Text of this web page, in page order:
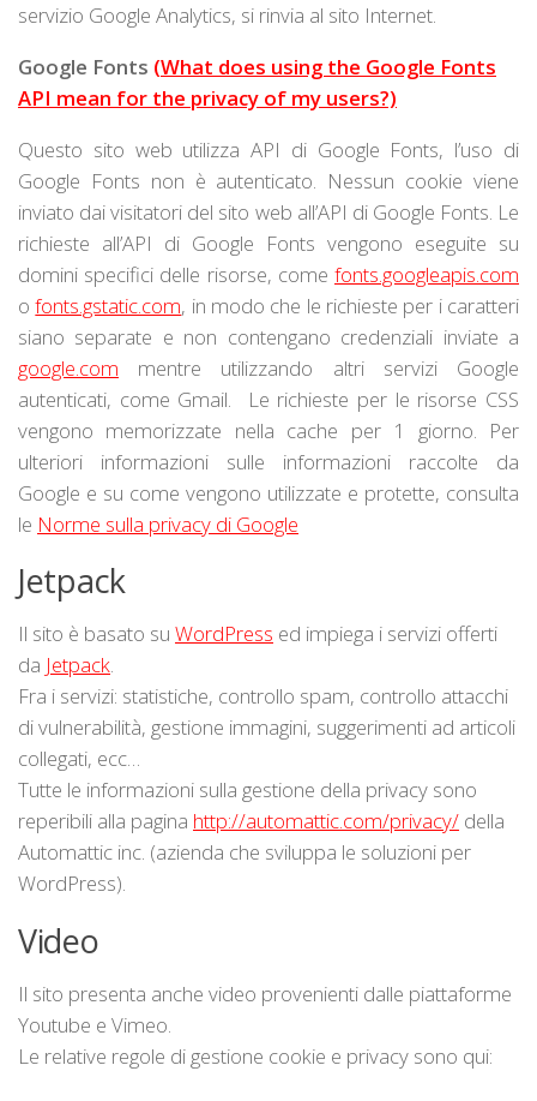
servizio Google Analytics, si rinvia al sito Internet.
Google Fonts (What does using the Google Fonts
API mean for the privacy of my users?)
Questo sito web utilizzaAPI di Google Fonts, l’uso di
Google Fonts non è autenticato. Nessun cookie viene
inviato dai visitatori del sito web all’API di Google Fonts. Le
richieste all’API di Google Fonts vengono eseguite su
domini specifici delle risorse, come fonts.googleapis.com
ofonts.gstatic.com, in modo che le richieste per i caratteri
siano separate e non contengano credenziali inviate a
google.com mentre utilizzando altri servizi Google
autenticati, come Gmail. Le richieste per le risorse CSS
vengono memorizzate nella cache per 1 giorno. Per
ulteriori informazioni sulle informazioni raccolte da
Google e su come vengono utilizzate e protette, consulta
le Norme sulla privacy di Google
Jetpack
Il sito è basato su WordPress ed impiega i servizi offerti
da Jetpack.
Fra i servizi: statistiche, controllo spam, controllo attacchi
di vulnerabilità, gestione immagini, suggerimenti ad articoli
collegati, ecc…
Tutte le informazioni sulla gestione della privacy sono
reperibili alla pagina http://automattic.com/privacy/ della
Automattic inc. (azienda che sviluppa le soluzioni per
WordPress).
Video
Il sito presenta anche video provenienti dalle piattaforme
Youtube e Vimeo.
Le relative regole di gestione cookie e privacy sono qui: